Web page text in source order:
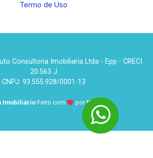
Termo de Uso
Consultoria Imobiliaria Ltda - Epp - CRECI
20.563 J
CNPJ: 93.555.928/0001-13
Imobiliário Feito com porKUROLE